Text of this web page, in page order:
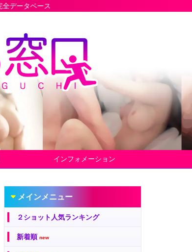
インフォメーション
メインメニュー
２ショット人気ランキング
新着順 new